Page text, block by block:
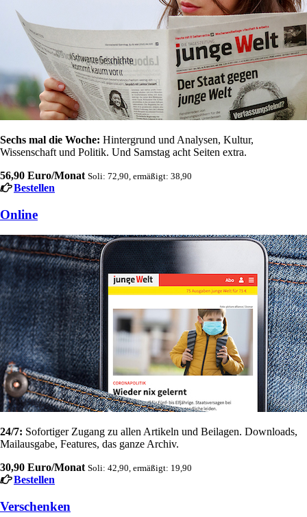
Sechs mal die Woche: Hintergrund und Analysen, Kultur,
Wissenschaft und Politik. Und Samstag acht Seiten extra.
56,90 Euro/Monat Soli: 72,90, ermäßigt: 38,90
Bestellen
Online
24/7: Sofortiger Zugang zu allen Artikeln und Beilagen. Downloads,
Mailausgabe, Features, das ganze Archiv.
30,90 Euro/Monat Soli: 42,90, ermäßigt: 19,90
Bestellen
Verschenken